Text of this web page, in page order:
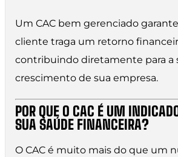
Um CAC bem gerenciado
cliente traga um retorno
contribuindo diretamente para a
crescimento de sua empresa.
POR QUE O CAC É UM
SUA SAÚDE FINANCEIRA?
O CAC é muito mais do que um